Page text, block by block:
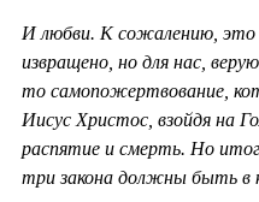
И любви. К сожалению, это
извращено, но для нас,
то самопожертвование,
Иисус Христос, взойдя на
распятие и смерть. Но
три закона должны быть в